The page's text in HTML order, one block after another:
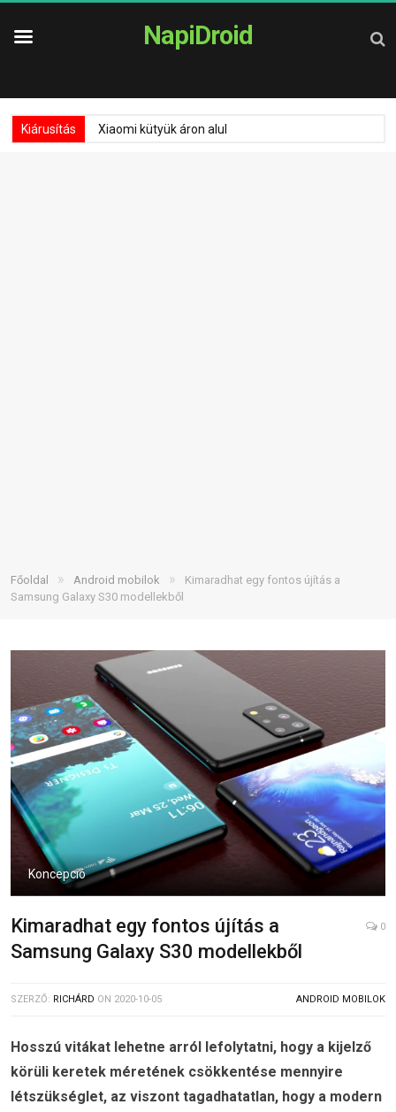
NapiDroid
Kiárusítás Xiaomi kütyük áron alul
Főoldal » Android mobilok »
Kimaradhat egy fontos újítás a
Samsung Galaxy S30 modellekből
Koncepció
Kimaradhat egy fontos újítás a
Samsung Galaxy S30 modellekből
0
SZERZŐ: RICHÁRD ON 2020-10-05 ANDROID MOBILOK
Hosszú vitákat lehetne arról lefolytatni, hogy a kijelző
körüli keretek méretének csökkentése mennyire
létszükséglet, az viszont tagadhatatlan, hogy a modern